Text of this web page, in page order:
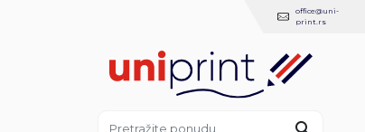
office@uni-
print.rs